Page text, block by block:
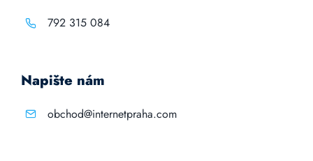
792 315 084
Napište nám
obchod@internetpraha.com